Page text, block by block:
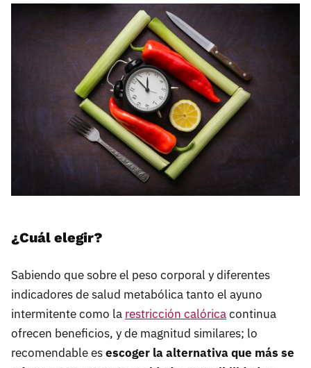
¿Cuál elegir?
Sabiendo que sobre el peso corporal y diferentes
indicadores de salud metabólica tanto el ayuno
intermitente como la restricción calóricacontinua
ofrecen beneficios, y de magnitud similares; lo
recomendable esescoger la alternativa que más se